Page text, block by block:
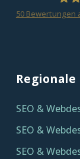
50Bewertungen
SEO &
SEO &
SEO &